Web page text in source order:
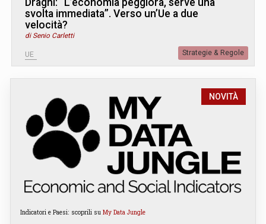
svolta immediata”. Verso un’Ue a due
velocità?
di Senio Carletti
UE Strategie & Regole
NOVITÀ
Indicatori e Paesi: scoprili su My Data Jungle